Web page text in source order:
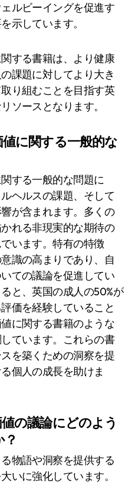
ルビーイングを促進す
示しています。
する書籍は、より健康
課題に対してより大き
り組むことを目指す英
ソースとなります。
に関する一般的な
する一般的な問題に
ヘルスの課題、そして
が含まれます。多くの
れる非現実的な期待の
います。特有の特徴
識の高まりであり、自
ての議論を促進してい
と、英国の成人の50%が
価を経験していること
に関する書籍のような
ています。これらの書
を築くための洞察を提
個人の成長を助けま
の議論にどのよう
物語や洞察を提供する
いに強化しています。